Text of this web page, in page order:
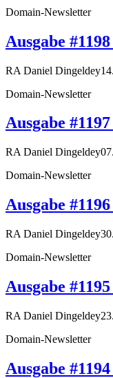
Domain-Newsletter
Ausgabe
RA Daniel Dingeldey
Domain-Newsletter
Ausgabe
RA Daniel Dingeldey
Domain-Newsletter
Ausgabe
RA Daniel Dingeldey
Domain-Newsletter
Ausgabe
RA Daniel Dingeldey
Domain-Newsletter
Ausgabe